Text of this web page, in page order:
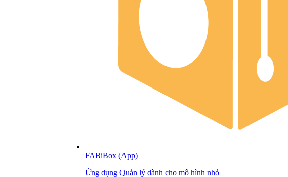
FABiBox (App)
Ứng dụng Quản lý dành cho mô hình nhỏ